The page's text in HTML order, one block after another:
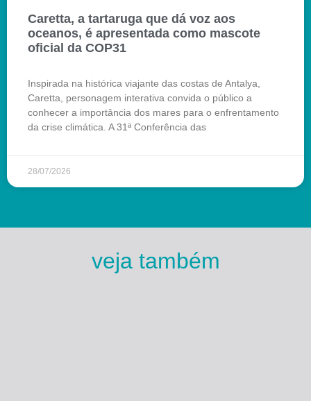
Caretta, a tartaruga que dá voz aos
oceanos, é apresentada como mascote
oficial da COP31
Inspirada na histórica viajante das costas de Antalya,
Caretta, personagem interativa convida o público a
conhecer a importância dos mares para o enfrentamento
da crise climática. A 31ª Conferência das
28/07/2026
veja também